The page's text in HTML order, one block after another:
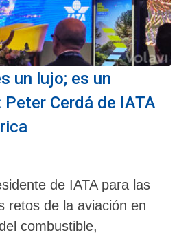
un lujo; es un
Cerdá de IATA
de IATA para las
retos de la aviación en
combustible,